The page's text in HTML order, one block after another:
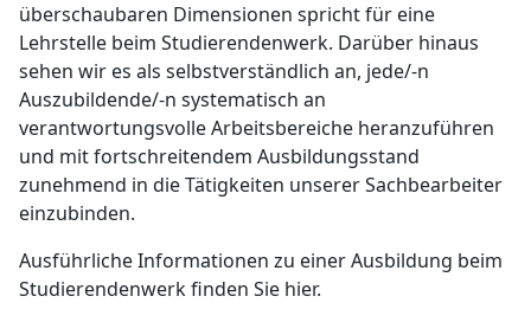
überschaubaren Dimensionen spricht für eine
Lehrstelle beim Studierendenwerk. Darüber hinaus
sehen wir es als selbstverständlich an, jede/-n
Auszubildende/-n systematisch an
verantwortungsvolle Arbeitsbereiche heranzuführen
und mit fortschreitendem Ausbildungsstand
zunehmend in die Tätigkeiten unserer Sachbearbeiter
einzubinden.
Ausführliche Informationen zu einer Ausbildung beim
Studierendenwerk finden Sie hier.